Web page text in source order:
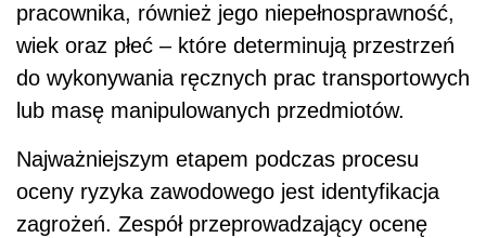
pracownika, również jego niepełnosprawność,
wiek oraz płeć – które determinują przestrzeń
do wykonywania ręcznych prac transportowych
lub masę manipulowanych przedmiotów.
Najważniejszym etapem podczas procesu
oceny ryzyka zawodowego jest identyfikacja
zagrożeń. Zespół przeprowadzający ocenę